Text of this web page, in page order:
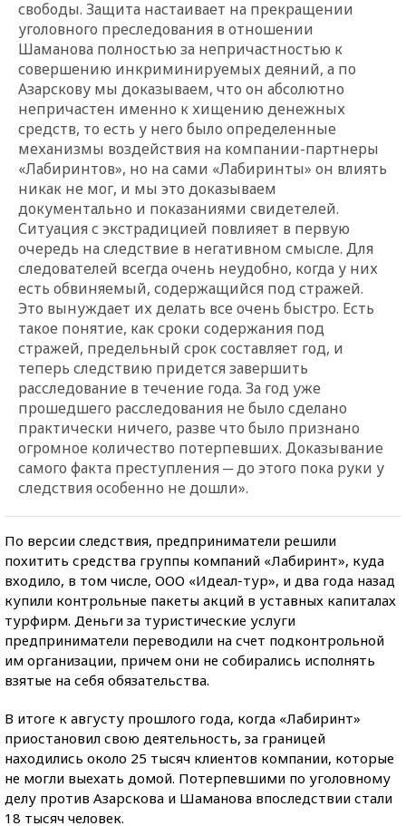
свободы. Защита настаивает на прекращении
уголовного преследования в отношении
Шаманова полностью за непричастностью к
совершению инкриминируемых деяний, а по
Азарскову мы доказываем, что он абсолютно
непричастен именно к хищению денежных
средств, то есть у него было определенные
механизмы воздействия на компании-партнеры
«Лабиринтов», но на сами «Лабиринты» он влиять
никак не мог, и мы это доказываем
документально и показаниями свидетелей.
Ситуация с экстрадицией повлияет в первую
очередь на следствие в негативном смысле. Для
следователей всегда очень неудобно, когда у них
есть обвиняемый, содержащийся под стражей.
Это вынуждает их делать все очень быстро. Есть
такое понятие, как сроки содержания под
стражей, предельный срок составляет год, и
теперь следствию придется завершить
расследование в течение года. За год уже
прошедшего расследования не было сделано
практически ничего, разве что было признано
огромное количество потерпевших. Доказывание
самого факта преступления ─ до этого пока руки у
следствия особенно не дошли».
По версии следствия, предприниматели решили
похитить средства группы компаний «Лабиринт», куда
входило, в том числе, ООО «Идеал-тур», и два года назад
купили контрольные пакеты акций в уставных капиталах
турфирм. Деньги за туристические услуги
предприниматели переводили на счет подконтрольной
им организации, причем они не собирались исполнять
взятые на себя обязательства.
В итоге к августу прошлого года, когда «Лабиринт»
приостановил свою деятельность, за границей
находились около 25 тысяч клиентов компании, которые
не могли выехать домой. Потерпевшими по уголовному
делу против Азарскова и Шаманова впоследствии стали
18 тысяч человек.